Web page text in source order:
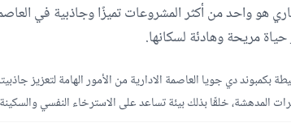
هو واحد من أكثر المشروعات تميزًا وجاذبية في
حياة مريحة وهادئة لسكانها.
دي جويا العاصمة الادارية من الأمور الهامة لتعزيز
المدهشة، خلقًا بذلك بيئة تساعد على الاسترخاء النفسي